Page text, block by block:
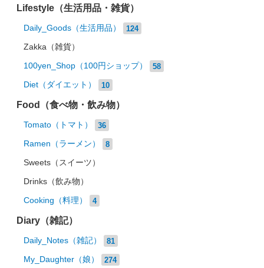
Lifestyle（生活用品・雑貨）
Daily_Goods（生活用品） 124
Zakka（雑貨）
100yen_Shop（100円ショップ） 58
Diet（ダイエット） 10
Food（食べ物・飲み物）
Tomato（トマト） 36
Ramen（ラーメン） 8
Sweets（スイーツ）
Drinks（飲み物）
Cooking（料理） 4
Diary（雑記）
Daily_Notes（雑記） 81
My_Daughter（娘） 274